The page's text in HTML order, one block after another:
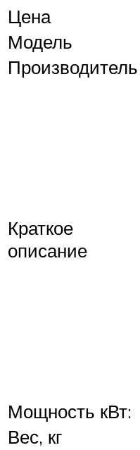
Цена
Модель
Производитель
Краткое
описание
Мощность кВт:
Вес, кг